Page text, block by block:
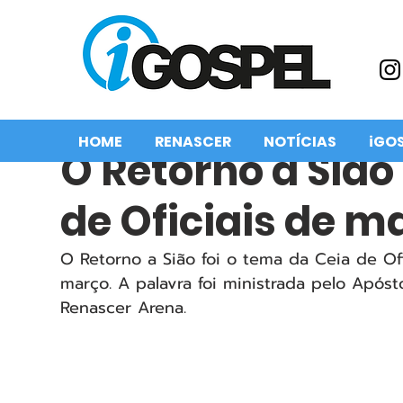
HOME RENASCER NOTÍCIAS
O Retorno a
de Oficiais de
O Retorno a Sião foi o tema da Ceia de
março. A palavra foi ministrada pelo
Renascer Arena.